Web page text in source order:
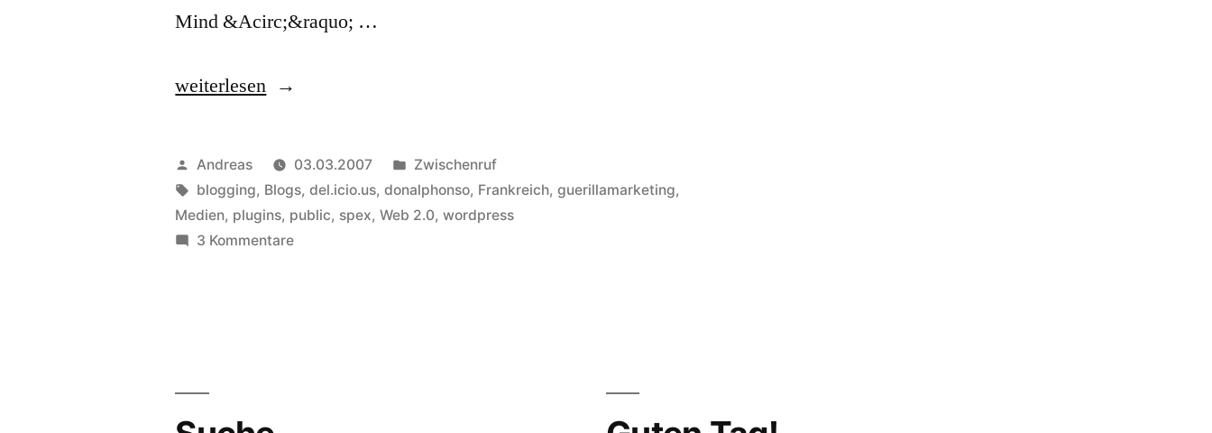
Mind &Acirc;&raquo; …
„Meine
Bookmarks
für
02.
weiterlesen
Veröffentlicht
von
Andreas 03.03.2007
Veröffentlicht
in
Zwischenruf
Schlagwörter:
blogging, Blogs,del.icio.us,donalphonso, Frankreich,guerillamarketing,
Medien, plugins, public, spex,Web 2.0,wordpress
3 Kommentarezu